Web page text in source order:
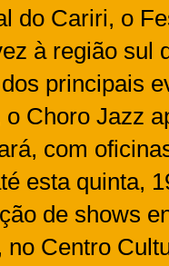
do Cariri, o
à região sul
principais
o Choro Jazz
com
esta quinta,
de shows
no Centro